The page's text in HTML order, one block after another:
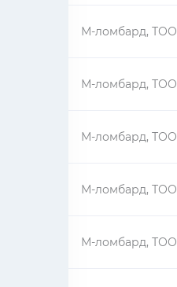
М-ломбард, ТОО
М-ломбард, ТОО
М-ломбард, ТОО
М-ломбард, ТОО
М-ломбард, ТОО